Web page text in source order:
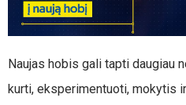
Naujas hobis gali tapti daugiau
kurti, eksperimentuoti, mokytis